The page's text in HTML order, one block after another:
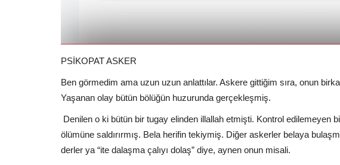
PSİKOPAT ASKER
Ben görmedim ama uzun uzun anlattılar. Askere gittiğim sıra, onun
Yaşanan olay bütün bölüğün huzurunda gerçekleşmiş.
Denilen o ki bütün bir tugay elinden illallah etmişti. Kontrol edilemeyen
ölümüne saldırırmış. Bela herifin tekiymiş. Diğer askerler belaya
derler ya “ite dalaşma çalıyı dolaş” diye, aynen onun misali.